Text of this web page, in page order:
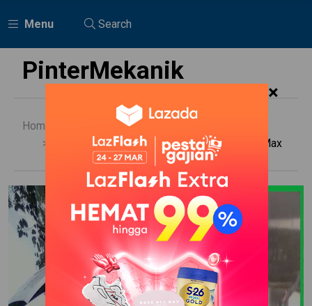
Menu Search
PinterMekanik
Home
Daihatsu
Nomor Rangka Dan Mesin Daihatsu Gran Max
×